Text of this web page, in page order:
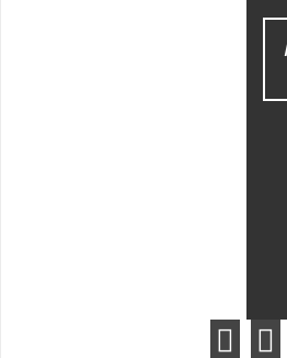
A night for
al teatro